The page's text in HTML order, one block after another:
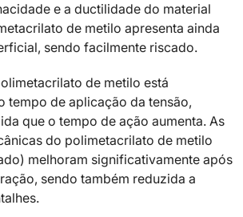
e a ductilidade do material
de metilo apresenta ainda
sendo facilmente riscado.
de metilo está
tempo de aplicação da tensão,
que o tempo de ação aumenta. As
do polimetacrilato de metilo
melhoram significativamente após
sendo também reduzida a